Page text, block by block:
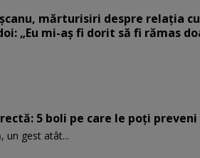
mărturisiri despre relația cu
„Eu mi-aș fi dorit să fi rămas
5 boli pe care le poți
un gest atât...